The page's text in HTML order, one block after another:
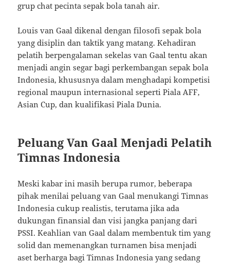
grup chat pecinta sepak bola tanah air.
Louis van Gaal dikenal dengan filosofi sepak bola
yang disiplin dan taktik yang matang. Kehadiran
pelatih berpengalaman sekelas van Gaal tentu akan
menjadi angin segar bagi perkembangan sepak bola
Indonesia, khususnya dalam menghadapi kompetisi
regional maupun internasional seperti Piala AFF,
Asian Cup, dan kualifikasi Piala Dunia.
Peluang Van Gaal Menjadi Pelatih
Timnas Indonesia
Meski kabar ini masih berupa rumor, beberapa
pihak menilai peluang van Gaal menukangi Timnas
Indonesia cukup realistis, terutama jika ada
dukungan finansial dan visi jangka panjang dari
PSSI. Keahlian van Gaal dalam membentuk tim yang
solid dan memenangkan turnamen bisa menjadi
aset berharga bagi Timnas Indonesia yang sedang